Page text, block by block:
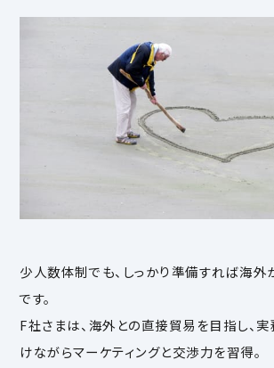
少人数体制でも、しっかり準備すれば海
です。
F社さまは、海外との直接貿易を目指し、
けながらマーケティングと交渉力を習得。